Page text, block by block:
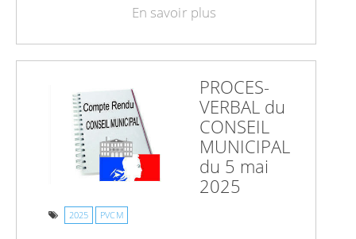
En savoir plus
PROCES-
VERBAL du
CONSEIL
MUNICIPAL
du 5 mai
2025
2025 PVCM